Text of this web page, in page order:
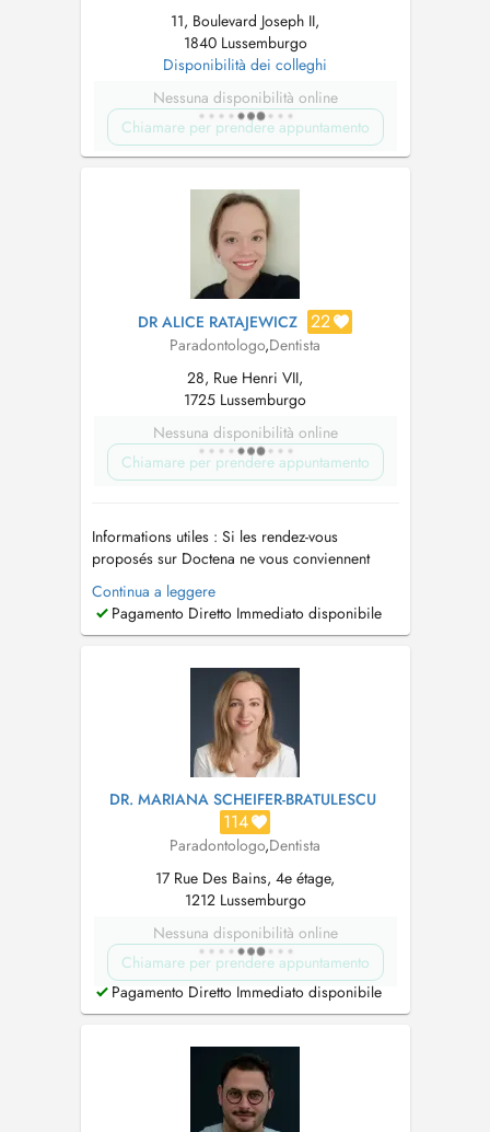
11, Boulevard Joseph II,
1840 Lussemburgo
Disponibilità dei colleghi
Nessuna disponibilità online
Chiamare per prendere appuntamento
DR ALICE RATAJEWICZ 22
Paradontologo,Dentista
28, Rue Henri VII,
1725 Lussemburgo
Nessuna disponibilità online
Chiamare per prendere appuntamento
Informations utiles : Si les rendez-vous
proposés sur Doctena ne vous conviennent
pas, ou en cas d'urgence dentaire ou pour tout
autre renseignement, n'hésitez pas à nous
contacter au 26 26 24 22. Un stationnement est
L'accès est également possibl...
Continua a leggere
Pagamento Diretto Immediato disponibile
DR. MARIANA SCHEIFER-BRATULESCU
114
Paradontologo,Dentista
17 Rue Des Bains, 4e étage,
1212 Lussemburgo
Nessuna disponibilità online
Chiamare per prendere appuntamento
Pagamento Diretto Immediato disponibile